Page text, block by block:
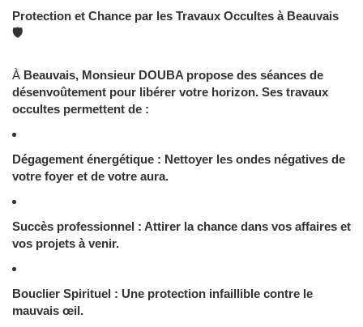
Protection et Chance par les Travaux Occultes à Beauvais
🛡️
À Beauvais, Monsieur DOUBA propose des séances de
désenvoûtement pour libérer votre horizon. Ses travaux
occultes permettent de :
Dégagement énergétique : Nettoyer les ondes négatives de
votre foyer et de votre aura.
Succès professionnel : Attirer la chance dans vos affaires et
vos projets à venir.
Bouclier Spirituel : Une protection infaillible contre le
mauvais œil.